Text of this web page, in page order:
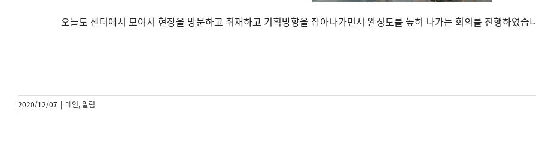
오늘도 센터에서 모여서 현장을 방문하고 취재하고 기획방향을 잡아나가면서 완성도를 높혀 나가는 회의를 진행하였습
2020/12/07 | 메인,알림